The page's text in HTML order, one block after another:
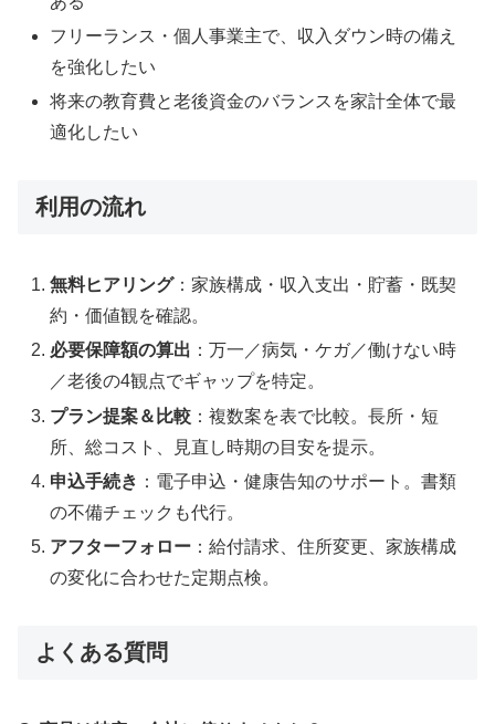
フリーランス・個人事業主で、収入ダウン時の備え
を強化したい
将来の教育費と老後資金のバランスを家計全体で最
適化したい
利用の流れ
無料ヒアリング：家族構成・収入支出・貯蓄・既契
約・価値観を確認。
必要保障額の算出 ：万一／病気・ケガ／働けない時
／老後の4観点でギャップを特定。
プラン提案＆比較 ：複数案を表で比較。長所・短
所、総コスト、見直し時期の目安を提示。
申込手続き ：電子申込・健康告知のサポート。書類
の不備チェックも代行。
アフターフォロー ：給付請求、住所変更、家族構成
の変化に合わせた定期点検。
よくある質問